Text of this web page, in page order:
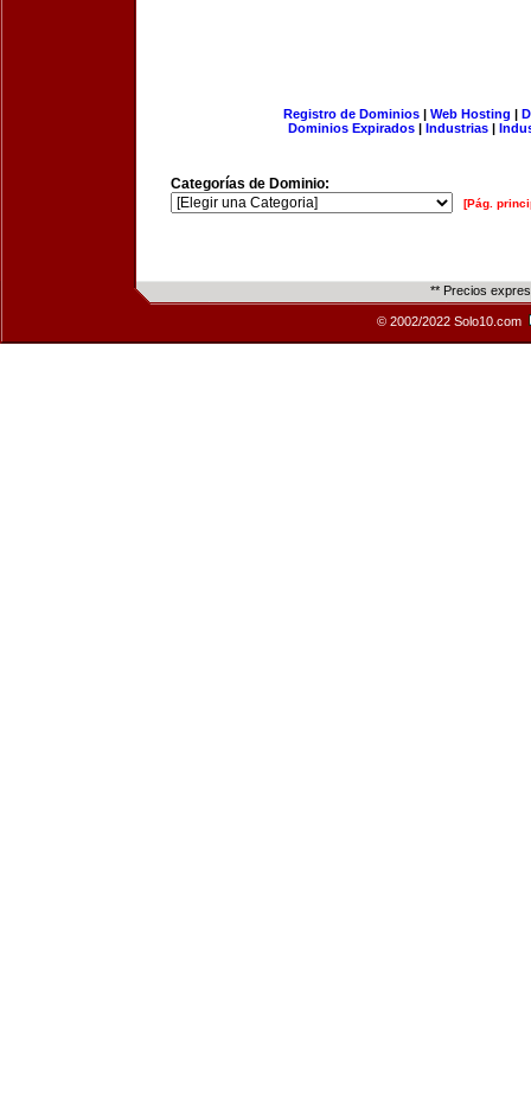
Registro de Dominios| Web Hosting |
Dominios Expirados | Industrias |
Categorías de Dominio:
[Pág.
** Precios
© 2002/2022 Solo10.com